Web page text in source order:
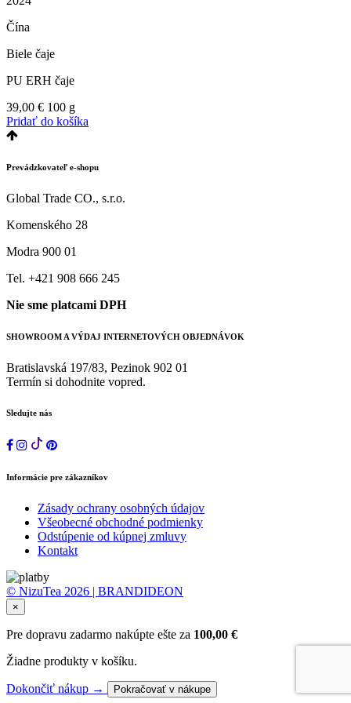
Čína
Biele čaje
PU ERH čaje
39,00 € 100 g
Pridať do košíka
Prevádzkovateľ e-shopu
Global Trade CO., s.r.o.
Komenského 28
Modra 900 01
Tel. +421 908 666 245
Nie sme platcami DPH
SHOWROOM A VÝDAJ INTERNETOVÝCH OBJEDNÁVOK
Bratislavská 197/83, Pezinok 902 01
Termín si dohodnite vopred.
Sledujte nás
Informácie pre zákazníkov
Zásady ochrany osobných údajov
Všeobecné obchodné podmienky
Odstúpenie od kúpnej zmluvy
Kontakt
© NizuTea 2026 | BRANDIDEON
×
Pre dopravu zadarmo nakúpte ešte za 100,00 €
Žiadne produkty v košíku.
Dokončiť nákup → Pokračovať v nákupe